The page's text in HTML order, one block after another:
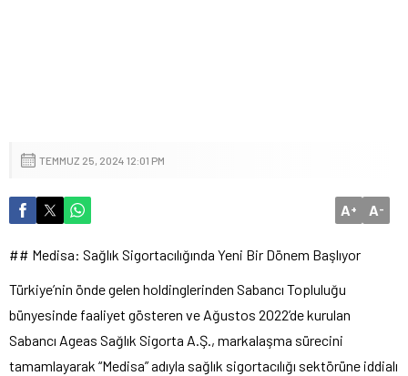
TEMMUZ 25, 2024 12:01 PM
A+ A-
## Medisa: Sağlık Sigortacılığında Yeni Bir Dönem Başlıyor
Türkiye’nin önde gelen holdinglerinden Sabancı Topluluğu
bünyesinde faaliyet gösteren ve Ağustos 2022’de kurulan
Sabancı Ageas Sağlık Sigorta A.Ş., markalaşma sürecini
tamamlayarak “Medisa” adıyla sağlık sigortacılığı sektörüne iddialı